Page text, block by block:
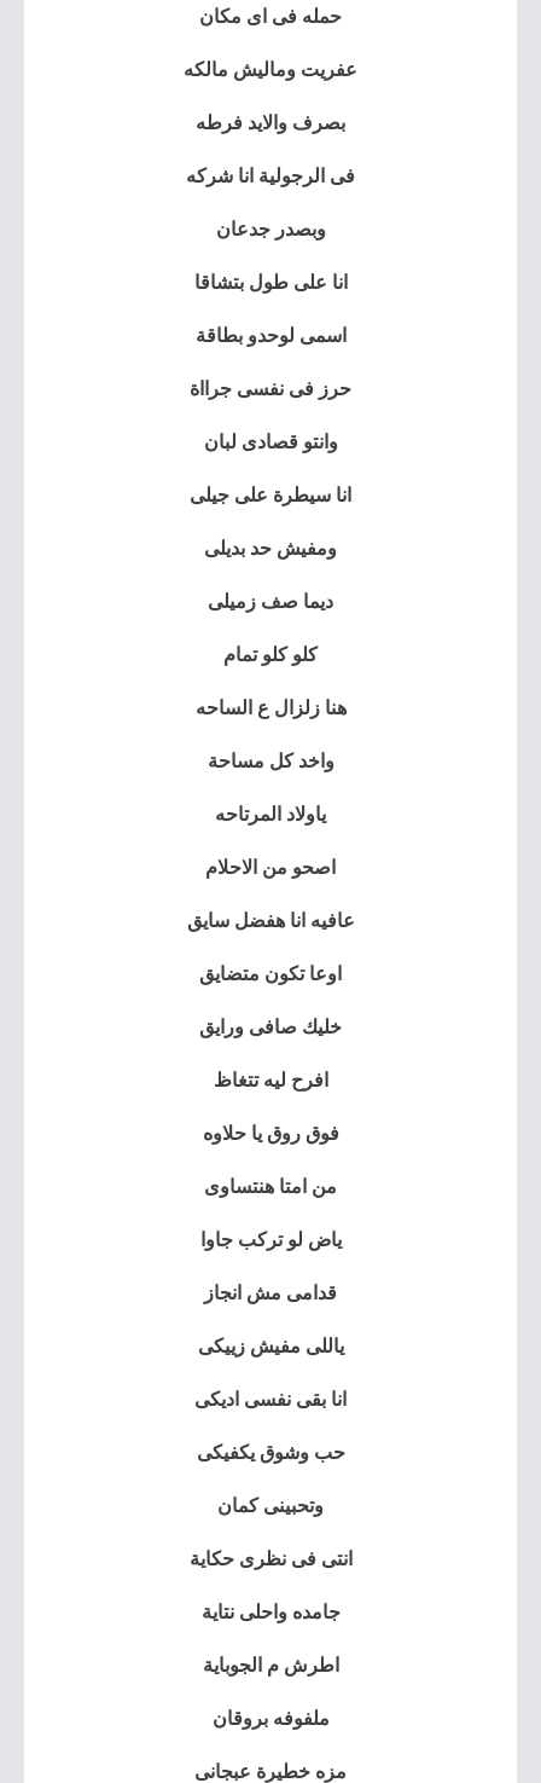
حمله فى اى مكان
عفريت وماليش مالكه
بصرف والايد فرطه
فى الرجولية انا شركه
وبصدر جدعان
انا على طول بتشاقا
اسمى لوحدو بطاقة
حرز فى نفسى جرااة
وانتو قصادى لبان
انا سيطرة على جيلى
ومفيش حد بديلى
ديما صف زميلى
كلو كلو تمام
هنا زلزال ع الساحه
واخد كل مساحة
ياولاد المرتاحه
اصحو من الاحلام
عافيه انا هفضل سايق
اوعا تكون متضايق
خليك صافى ورايق
افرح ليه تتغاظ
فوق روق يا حلاوه
من امتا هنتساوى
ياض لو تركب جاوا
قدامى مش انجاز
ياللى مفيش زييكى
انا بقى نفسى اديكى
حب وشوق يكفيكى
وتحبينى كمان
انتى فى نظرى حكاية
جامده واحلى نتاية
اطرش م الجوباية
ملفوفه بروقان
مزه خطيرة عبجانى